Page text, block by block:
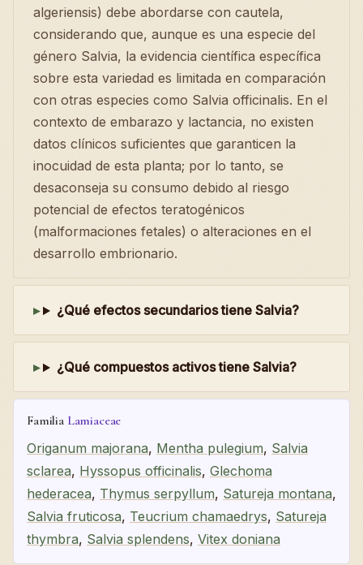
algeriensis) debe abordarse con cautela,
considerando que, aunque es una especie del
género Salvia, la evidencia científica específica
sobre esta variedad es limitada en comparación
con otras especies como Salvia officinalis. En el
contexto de embarazo y lactancia, no existen
datos clínicos suficientes que garanticen la
inocuidad de esta planta; por lo tanto, se
desaconseja su consumo debido al riesgo
potencial de efectos teratogénicos
(malformaciones fetales) o alteraciones en el
desarrollo embrionario.
¿Qué efectos secundarios tiene Salvia?
¿Qué compuestos activos tiene Salvia?
Familia Lamiaceae
Origanum majorana, Mentha pulegium, Salvia
sclarea, Hyssopus officinalis, Glechoma
hederacea, Thymus serpyllum, Satureja montana,
Salvia fruticosa, Teucrium chamaedrys, Satureja
thymbra, Salvia splendens, Vitex doniana